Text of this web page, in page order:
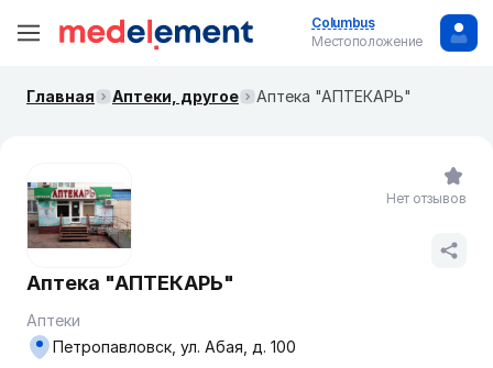
Columbus
Местоположение
Главная Аптеки, другое Аптека "АПТЕКАРЬ"
Аптека "АПТЕКАРЬ"
Аптеки
Петропавловск, ул. Абая, д. 100
Нет отзывов